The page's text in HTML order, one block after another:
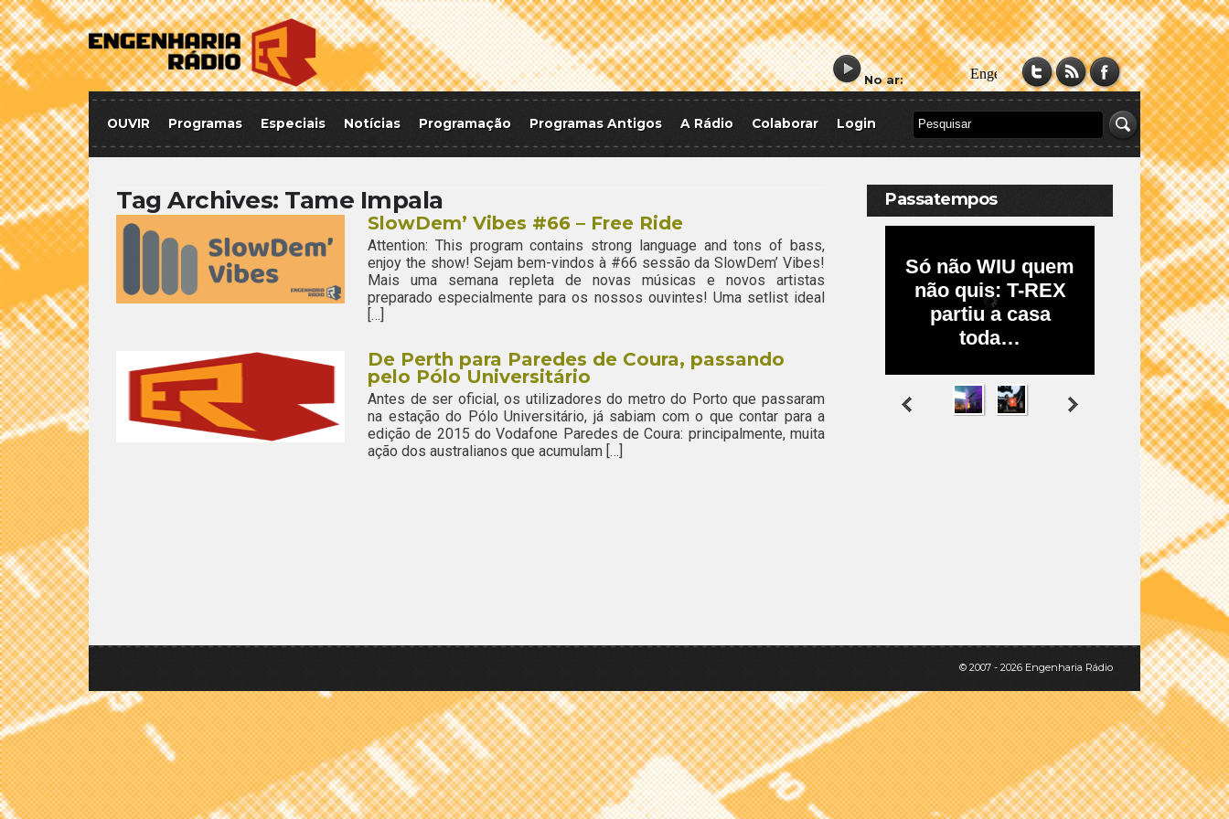
No ar:
OUVIR Programas Especiais Notícias Programação Programas Antigos A Rádio Colaborar Login
Tag Archives: Tame Impala
SlowDem’ Vibes #66 – Free Ride
Attention: This program contains strong language and tons of bass,
enjoy the show! Sejam bem-vindos à #66 sessão da SlowDem’ Vibes!
Mais uma semana repleta de novas músicas e novos artistas
preparado especialmente para os nossos ouvintes! Uma setlist ideal
[…]
De Perth para Paredes de Coura, passando
pelo Pólo Universitário
Antes de ser oficial, os utilizadores do metro do Porto que passaram
na estação do Pólo Universitário, já sabiam com o que contar para a
edição de 2015 do Vodafone Paredes de Coura: principalmente, muita
ação dos australianos que acumulam […]
Passatempos
© 2007 - 2026 Engenharia Rádio